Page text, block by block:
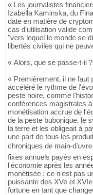
« Les journalistes
Izabella Kaminska, du
date en matière de
cas d'utilisation valide
"vers lequel le monde se
libertés civiles qui ne
« Alors, que se passe-t-il ?
« Premièrement, il ne faut
accéléré le rythme de
peste noire, comme
conférences magistrales
monétisation accrue de
de la peste bubonique, le
la terre et les obligeait à
une part de tous les
chroniques de main-
fixes annuels payés en
l'économie après les
monétisée : ce n'est pas
puissante des XVe et
fortune en tant que